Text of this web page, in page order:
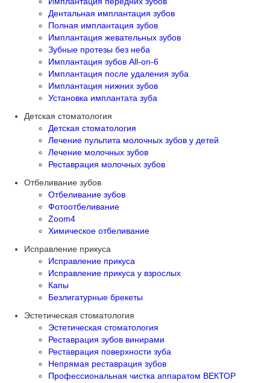
Дентальная имплантация зубов
Полная имплантация зубов
Имплантация жевательных зубов
Зубные протезы без неба
Имплантация зубов All-on-6
Имплантация после удаления зуба
Имплантация нижних зубов
Установка имплантата зуба
Детская стоматология
Детская стоматология
Лечение пульпита молочных зубов у детей
Лечение молочных зубов
Реставрация молочных зубов
Отбеливание зубов
Отбеливание зубов
Фотоотбеливание
Zoom4
Химическое отбеливание
Исправление прикуса
Исправление прикуса
Исправление прикуса у взрослых
Капы
Безлигатурные брекеты
Эстетическая стоматология
Эстетическая стоматология
Реставрация зубов винирами
Реставрация поверхности зуба
Непрямая реставрация зубов
Профессиональная чистка аппаратом ВЕКТОР